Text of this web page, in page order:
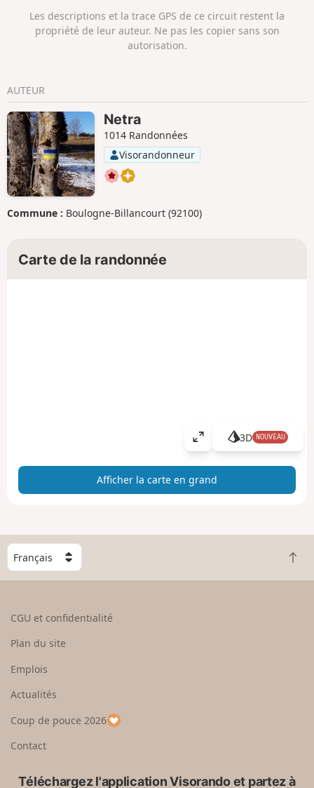
Les descriptions et la trace GPS de ce circuit restent la
propriété de leur auteur. Ne pas les copier sans son
autorisation.
AUTEUR
Netra
1014 Randonnées
Visorandonneur
Commune : Boulogne-Billancourt (92100)
Carte de la randonnée
A
c
r
3D NOUVEAU
Afficher la carte en grand
C
h
o
e
u
p
a
R
e
CGU et confidentialité
Plan du site
Emplois
Actualités
Coup de pouce 2026
Contact
Téléchargez l'application Visorando et partez à